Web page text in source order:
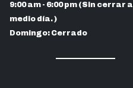
9:00 am - 6:00 pm (Sin cerrar al
medio día. )
Domingo: Cerrado